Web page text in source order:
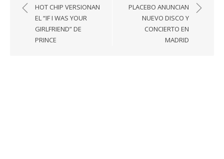
de
entradas
HOT CHIP VERSIONAN
EL “IF I WAS YOUR
GIRLFRIEND” DE
PRINCE
PLACEBO ANUNCIAN
NUEVO DISCO Y
CONCIERTO EN
MADRID